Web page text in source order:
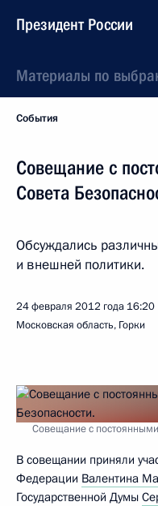
Президент России
Материалы по
События
Совещание с
Совета
Обсуждались
и внешней политики.
24 февраля 2012 года 16:20
Московская область, Горки
Совещание с
В совещании приняли
Федерации Валентина
Государственной Думы